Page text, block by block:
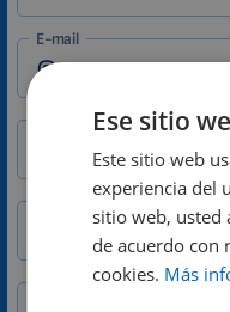
E-mail
Teléfono
Ese sitio
Este sitio web
experiencia del
sitio web, usted
de acuerdo con
cookies. Más